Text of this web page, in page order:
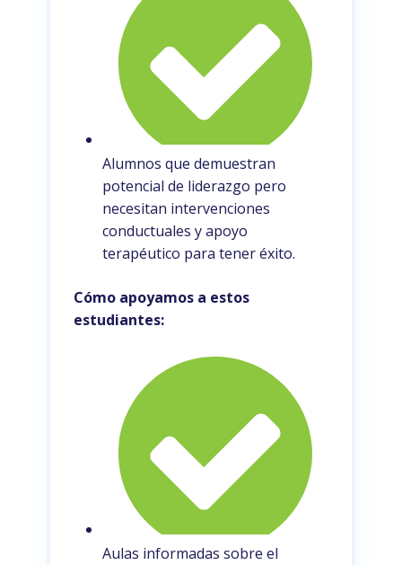
Alumnos que demuestran
potencial de liderazgo pero
necesitan intervenciones
conductuales y apoyo
terapéutico para tener éxito.
Cómo apoyamos a estos
estudiantes:
Aulas informadas sobre el